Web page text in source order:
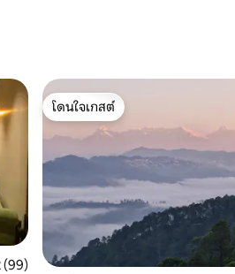
ฉลี่ย 4.82 จาก 5, 99 รีวิว
(99)
โดนใจเกสต์
โดนใจเกสต์